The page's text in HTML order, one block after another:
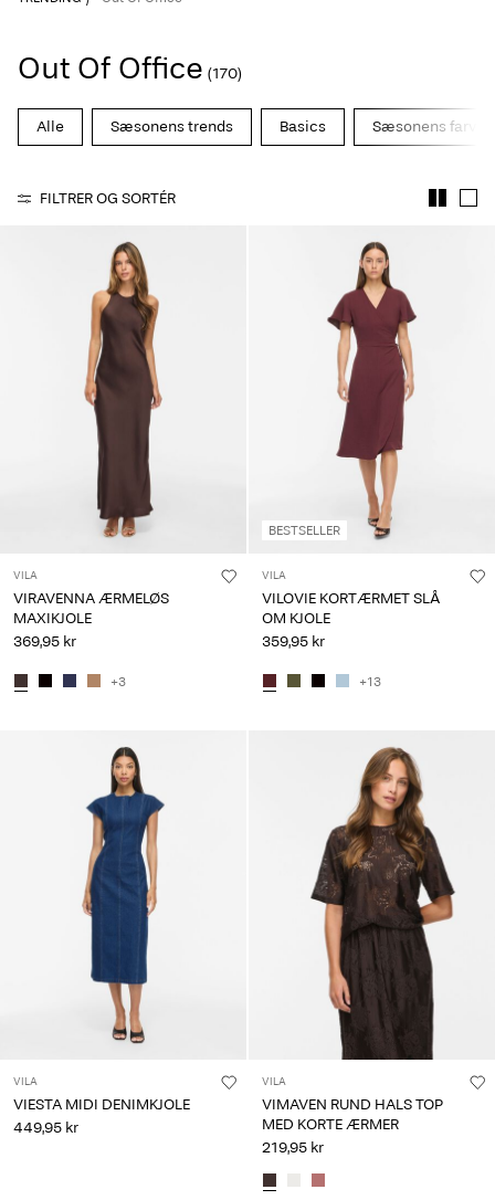
Out Of Office (170)
Alle Sæsonens trends Basics Sæsonens farver
FILTRER OG SORTÉR
VILA
VIRAVENNA ÆRMELØS
MAXIKJOLE
369,95 kr
+3
BESTSELLER
VILA
VILOVIE KORTÆRMET SLÅ
OM KJOLE
359,95 kr
+13
VILA
VIESTA MIDI DENIMKJOLE
449,95 kr
VILA
VIMAVEN RUND HALS TOP
MED KORTE ÆRMER
219,95 kr